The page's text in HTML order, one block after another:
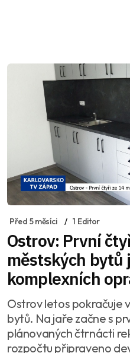
Před 5 měsíci 1 Editor
Ostrov: První
městských bytů
komplexních
Ostrov letos pokračuje
bytů. Na jaře začne s
plánovaných čtrnácti
rozpočtu připraveno